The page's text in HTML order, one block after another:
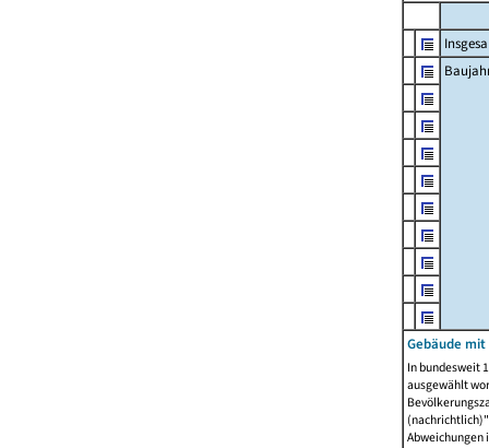
Gebäude mit
In bundesweit
ausgewählt
Abweichungen